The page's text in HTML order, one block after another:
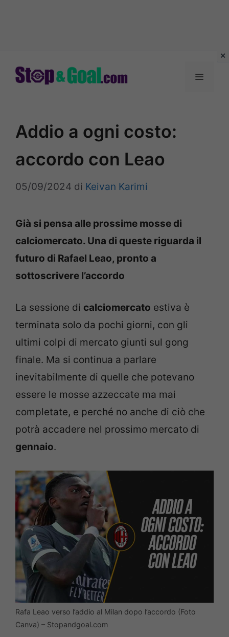
Menu
Addio a ogni costo:
accordo con Leao
05/09/2024 di Keivan Karimi
Già si pensa alle prossime mosse di
calciomercato. Una di queste riguarda il
futuro di Rafael Leao, pronto a
sottoscrivere l’accordo
La sessione di calciomercato estiva è
terminata solo da pochi giorni, con gli
ultimi colpi di mercato giunti sul gong
finale. Ma si continua a parlare
inevitabilmente di quelle che potevano
essere le mosse azzeccate ma mai
completate, e perché no anche di ciò che
potrà accadere nel prossimo mercato di
gennaio.
Rafa Leao verso l’addio al Milan dopo l’accordo (Foto
Canva) – Stopandgoal.com